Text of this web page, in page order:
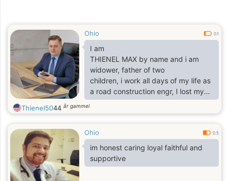
Ohio 0.1
I am
THIENEL MAX by name and i am
widower, father of two
children, i work all days of my life as
a road construction engr, I lost my
late wife
over 3 years ago now and i have
Thienel5044 år gammel
Ohio 0.5
im honest caring loyal faithful and
supportive